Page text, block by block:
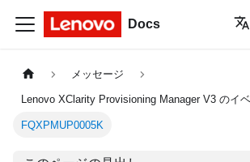
Docs
メッセージ
Lenovo XClarity Provisioning Manager V3 のイ
FQXPMUP0005K